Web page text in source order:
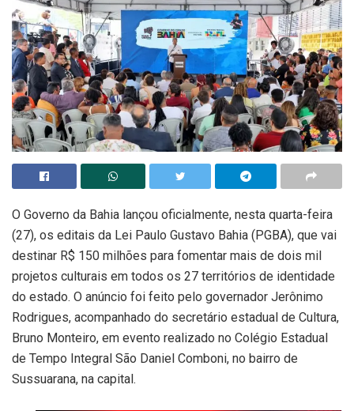
O Governo da Bahia lançou oficialmente, nesta quarta-feira
(27), os editais da Lei Paulo Gustavo Bahia (PGBA), que vai
destinar R$ 150 milhões para fomentar mais de dois mil
projetos culturais em todos os 27 territórios de identidade
do estado. O anúncio foi feito pelo governador Jerônimo
Rodrigues, acompanhado do secretário estadual de Cultura,
Bruno Monteiro, em evento realizado no Colégio Estadual
de Tempo Integral São Daniel Comboni, no bairro de
Sussuarana, na capital.